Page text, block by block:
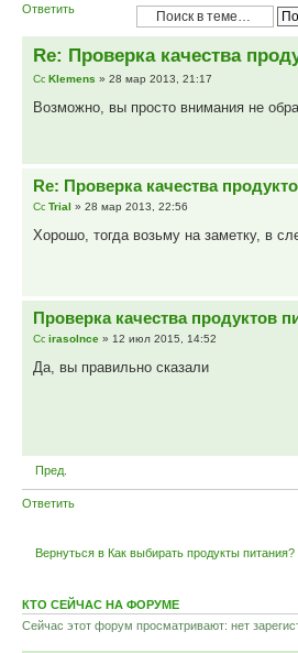
Ответить
Re: Проверка качества
Klemens » 28 мар 2013, 21:17
Возможно, вы просто внимания не
Re: Проверка качества
Trial » 28 мар 2013, 22:56
Хорошо, тогда возьму на заметку, в
Проверка качества продуктов
irasolnce » 12 июл 2015, 14:52
Да, вы правильно сказали
Пред.
Ответить
Вернуться в Как выбирать продукты питания?
КТО СЕЙЧАС НА ФОРУМЕ
Сейчас этот форум просматривают: нет